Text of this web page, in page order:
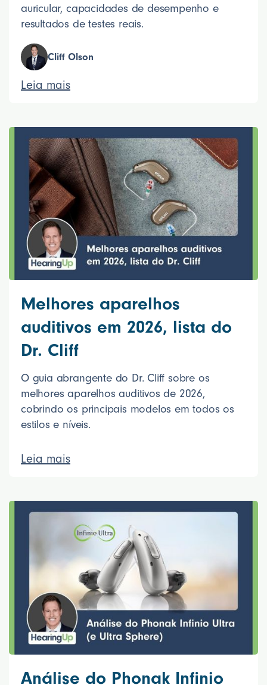
auricular, capacidades de desempenho e
resultados de testes reais.
Cliff Olson
Leia mais
Melhores aparelhos
auditivos em 2026, lista do
Dr. Cliff
O guia abrangente do Dr. Cliff sobre os
melhores aparelhos auditivos de 2026,
cobrindo os principais modelos em todos os
estilos e níveis.
Leia mais
Análise do Phonak Infinio